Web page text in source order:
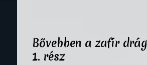
Bővebben a zafír
1. rész